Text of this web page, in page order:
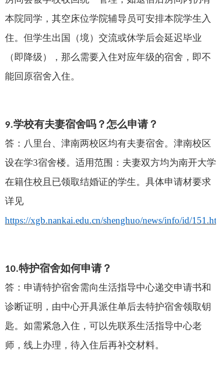
本院同学，其空床位学院辅导员可安排本院学生入
住。但学生出国（境）交流或休学后会延迟毕业
（即降级），那么需要入住对应年级的宿舍，即不
能回原宿舍入住。
9.学校有夫妻宿舍吗？怎么申请？
答： 八里台、津南两校区均有夫妻宿舍。津南校区
设在学3宿舍楼。适用范围：夫妻双方均为南开大学
在籍住校 且已领取结婚证的学生。 具体申请材要求
详见
https://xgb.nankai.edu.cn/shenghuo/news/info/id/
10.特护宿舍如何申请？
答：申请特护宿舍需向生活指导中心递交申请书和
诊断证明，由中心开具派住单后去特护宿舍领取钥
匙。如需紧急入住，可以先联系生活指导中心老
师，线上办理，待入住后再补交材料。